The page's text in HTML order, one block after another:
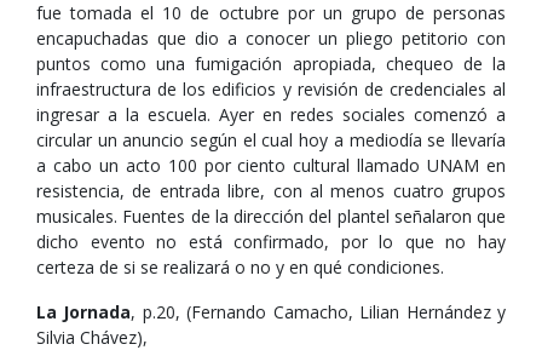
fue tomada el 10 de octubre por un grupo de personas
encapuchadas que dio a conocer un pliego petitorio con
puntos como una fumigación apropiada, chequeo de la
infraestructura de los edificios y revisión de credenciales al
ingresar a la escuela. Ayer en redes sociales comenzó a
circular un anuncio según el cual hoy a mediodía se llevaría
a cabo un acto 100 por ciento cultural llamado UNAM en
resistencia, de entrada libre, con al menos cuatro grupos
musicales. Fuentes de la dirección del plantel señalaron que
dicho evento no está confirmado, por lo que no hay
certeza de si se realizará o no y en qué condiciones.
La Jornada, p.20, (Fernando Camacho, Lilian Hernández y
Silvia Chávez),